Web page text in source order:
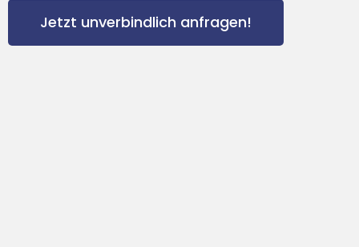
Jetzt unverbindlich anfragen!